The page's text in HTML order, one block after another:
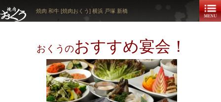
焼肉 和牛 [焼肉おくう] 横浜 戸塚 新橋
おくうのおすすめ宴会！